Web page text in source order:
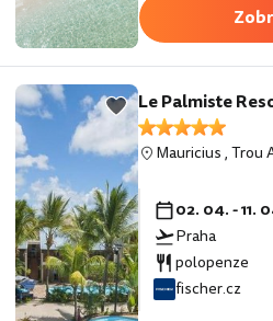
Le Palmiste
Mauricius,Trou
02. 04. - 11.
Praha
polopenze
fischer.cz